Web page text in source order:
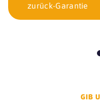
zurück-Garantie
GIB